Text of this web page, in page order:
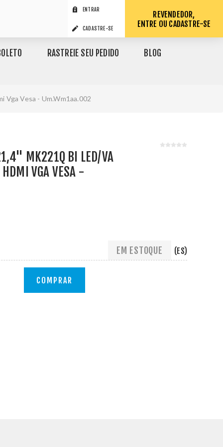
ENTRAR
CADASTRE-SE
REVENDEDOR,
ENTRE OU CADASTRE-SE
RASTREIE SEU PEDIDO BLOG
Vga Vesa - Um.Wm1aa.002
MK221Q BI LED/VA
VGA VESA -
EM ESTOQUE (ES)
COMPRAR